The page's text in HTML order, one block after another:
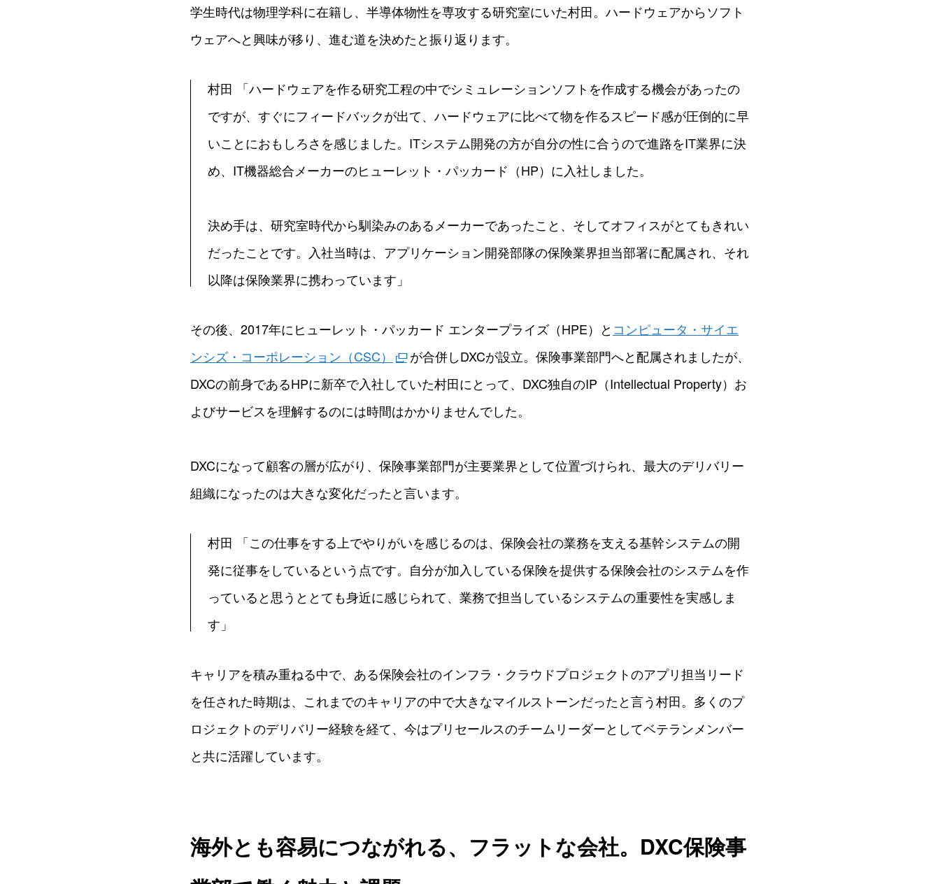
学生時代は物理学科に在籍し、半導体物性を専攻する研究室にいた村田。ハードウェアからソフト
ウェアへと興味が移り、進む道を決めたと振り返ります。
村田 「ハードウェアを作る研究工程の中でシミュレーションソフトを作成する機会があったの
ですが、すぐにフィードバックが出て、ハードウェアに比べて物を作るスピード感が圧倒的に早
いことにおもしろさを感じました。ITシステム開発の方が自分の性に合うので進路をIT業界に決
め、IT機器総合メーカーのヒューレット・パッカード（HP）に入社しました。
決め手は、研究室時代から馴染みのあるメーカーであったこと、そしてオフィスがとてもきれい
だったことです。入社当時は、アプリケーション開発部隊の保険業界担当部署に配属され、それ
以降は保険業界に携わっています」
その後、2017年にヒューレット・パッカード エンタープライズ（HPE）と コンピュータ・サイエ
ンシズ・コーポレーション（CSC）
が合併しDXCが設立。保険事業部門へと配属されましたが、
DXCの前身であるHPに新卒で入社していた村田にとって、DXC独自のIP（Intellectual Property）お
よびサービスを理解するのには時間はかかりませんでした。
DXCになって顧客の層が広がり、保険事業部門が主要業界として位置づけられ、最大のデリバリー
組織になったのは大きな変化だったと言います。
村田 「この仕事をする上でやりがいを感じるのは、保険会社の業務を支える基幹システムの開
発に従事をしているという点です。自分が加入している保険を提供する保険会社のシステムを作
っていると思うととても身近に感じられて、業務で担当しているシステムの重要性を実感しま
す」
キャリアを積み重ねる中で、ある保険会社のインフラ・クラウドプロジェクトのアプリ担当リード
を任された時期は、これまでのキャリアの中で大きなマイルストーンだったと言う村田。多くのプ
ロジェクトのデリバリー経験を経て、今はプリセールスのチームリーダーとしてベテランメンバー
と共に活躍しています。
海外とも容易につながれる、フラットな会社。DXC保険事